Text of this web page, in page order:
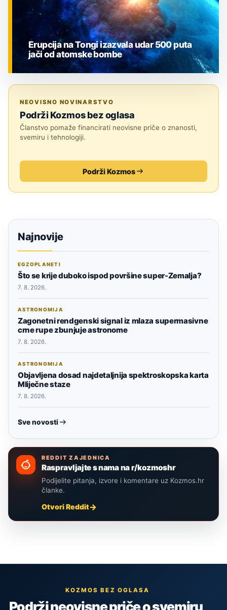
Erupcija na Tongi izazvala udar 500 puta
jači od atomske bombe
NEOVISNO NOVINARSTVO
Podrži Kozmos bez oglasa
Članstvo pomaže financirati neovisne priče o znanosti,
svemiru i tehnologiji.
Podrži Kozmos
Najnovije
EGZOPLANETI
Što se krije duboko ispod površine super-Zemalja?
7. 8. 2026.
ASTRONOMIJA
Zagonetni rendgenski signal iz mlaza supermasivne
crne rupe zbunjuje astronome
7. 8. 2026.
ASTRONOMIJA
Objavljena dosad najdetaljnija spektroskopska karta
Mliječne staze
7. 8. 2026.
Sve novosti
REDDIT ZAJEDNICA
Raspravljajte s nama na r/kozmoshr
Podijelite pitanja, izvore i komentare uz Kozmos.hr
članke.
Otvori Reddit
KOZMOS BEZ OGLASA
Podrži neovisne priče o svemiru,